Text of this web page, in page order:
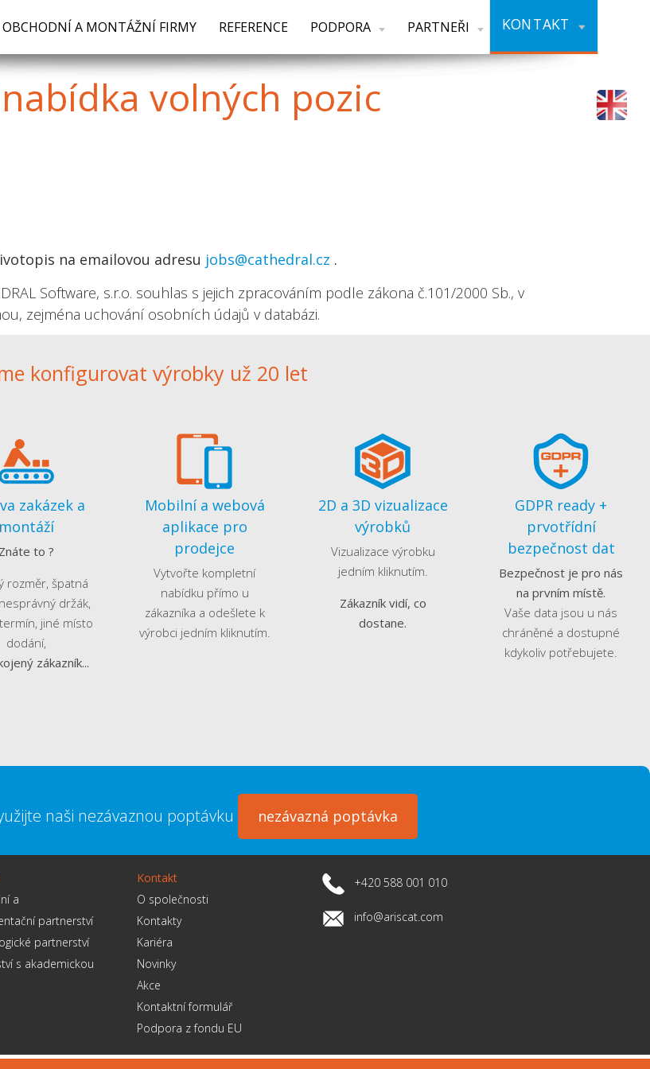
OBCHODNÍ A MONTÁŽNÍ FIRMY REFERENCE PODPORA PARTNEŘI KONTAKT
volných pozic
na emailovou adresu jobs@cathedral.cz .
Software, s.r.o. souhlas s jejich zpracováním podle zákona č.101/2000 Sb., v
zejména uchování osobních údajů v databázi.
konfigurovat výrobky už 20 let
zakázek a
montáží
Znáte to ?
rozměr, špatná
držák,
jiné místo
dodání,
zákazník...
Mobilní a webová
aplikace pro
prodejce
Vytvořte kompletní
nabídku přímo u
zákazníka a odešlete k
výrobci jedním kliknutím.
2D a 3D vizualizace
výrobků
Vizualizace výrobku
jedním kliknutím.
Zákazník vidí, co
dostane.
GDPR ready +
prvotřídní
bezpečnost dat
Bezpečnost je pro nás
na prvním místě.
Vaše data jsou u nás
chráněné a dostupné
kdykoliv potřebujete.
naši nezávaznou poptávku nezávazná poptávka
a
partnerství
partnerství
s akademickou
Kontakt
O společnosti
Kontakty
Kariéra
Novinky
Akce
Kontaktní formulář
Podpora z fondu EU
+420 588 001 010
info@ariscat.com